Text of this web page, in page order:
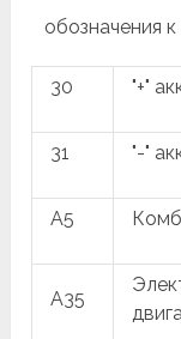
обозначения
30 "+"
31 "-"
A5
A35